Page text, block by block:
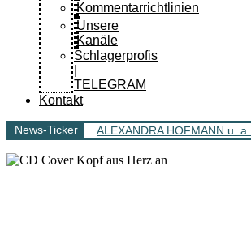
Kommentarrichtlinien
Unsere
Kanäle
Schlagerprofis
TELEGRAM
Kontakt
News-Ticker ALEXANDRA HOFMANN u.